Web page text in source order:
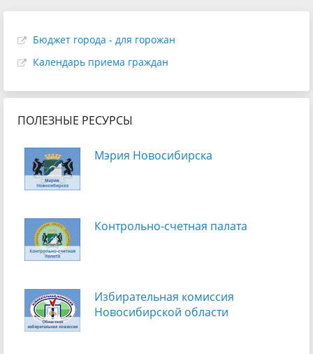
Бюджет города - для горожан
Календарь приема граждан
ПОЛЕЗНЫЕ РЕСУРСЫ
Мэрия Новосибирска
Контрольно-счетная палата
Избирательная комиссия
Новосибирской области